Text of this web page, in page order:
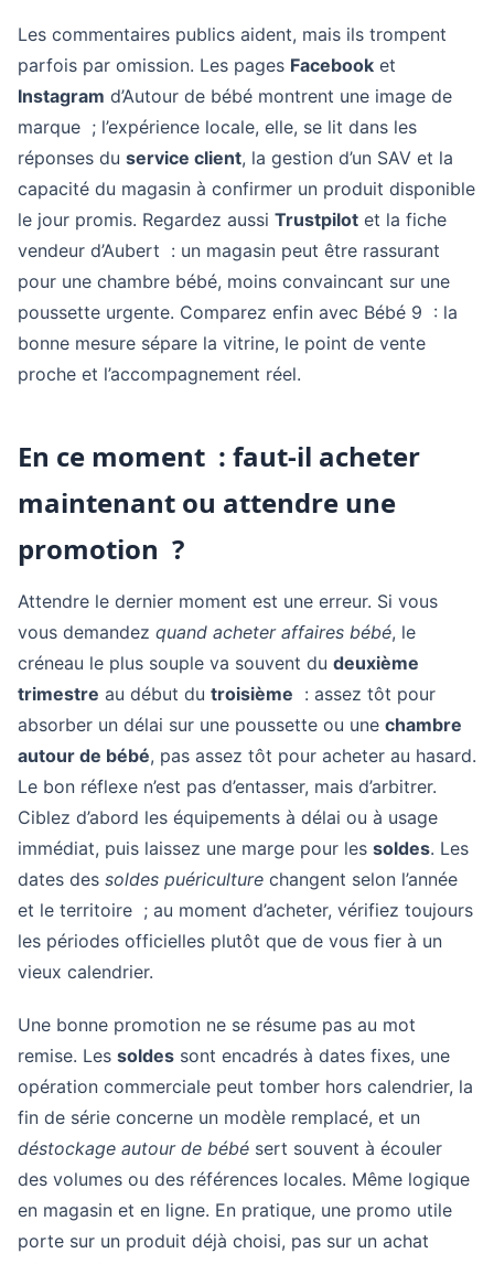
Les commentaires publics aident, mais ils trompent
parfois par omission. Les pages Facebook et
Instagram d’Autour de bébé montrent une image de
marque ; l’expérience locale, elle, se lit dans les
réponses du service client, la gestion d’un SAV et la
capacité du magasin à confirmer un produit disponible
le jour promis. Regardez aussi Trustpilot et la fiche
vendeur d’Aubert : un magasin peut être rassurant
pour une chambre bébé, moins convaincant sur une
poussette urgente. Comparez enfin avec Bébé 9 : la
bonne mesure sépare la vitrine, le point de vente
proche et l’accompagnement réel.
En ce moment : faut-il acheter
maintenant ou attendre une
promotion ?
Attendre le dernier moment est une erreur. Si vous
vous demandez quand acheter affaires bébé, le
créneau le plus souple va souvent du deuxième
trimestre au début du troisième : assez tôt pour
absorber un délai sur une poussette ou une chambre
autour de bébé, pas assez tôt pour acheter au hasard.
Le bon réflexe n’est pas d’entasser, mais d’arbitrer.
Ciblez d’abord les équipements à délai ou à usage
immédiat, puis laissez une marge pour les soldes. Les
dates des soldes puériculture changent selon l’année
et le territoire ; au moment d’acheter, vérifiez toujours
les périodes officielles plutôt que de vous fier à un
vieux calendrier.
Une bonne promotion ne se résume pas au mot
remise. Les soldes sont encadrés à dates fixes, une
opération commerciale peut tomber hors calendrier, la
fin de série concerne un modèle remplacé, et un
déstockage autour de bébé sert souvent à écouler
des volumes ou des références locales. Même logique
en magasin et en ligne. En pratique, une promo utile
porte sur un produit déjà choisi, pas sur un achat